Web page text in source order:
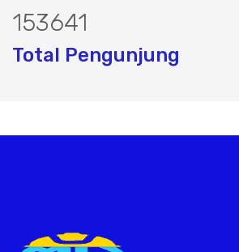
197538
Total Pengunjung